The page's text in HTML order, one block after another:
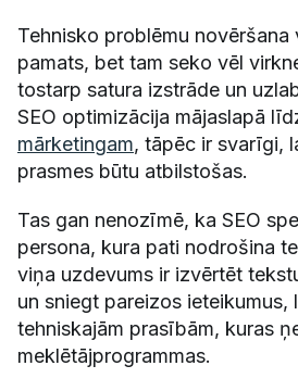
Tehnisko problēmu novēršana
pamats, bet tam seko vēl
tostarp satura izstrāde un
SEO optimizācija mājaslapā
mārketingam, tāpēc ir svarīgi,
prasmes būtu atbilstošas.
Tas gan nenozīmē, ka SEO
persona, kura pati nodrošina
viņa uzdevums ir izvērtēt
un sniegt pareizos ieteikumus,
tehniskajām prasībām, kuras
meklētājprogrammas.